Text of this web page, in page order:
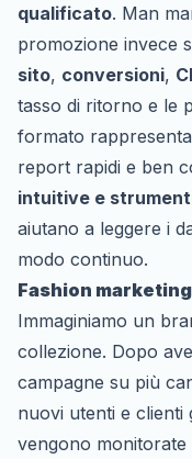
qualificato. Man
promozione invece
sito, conversioni,
tasso di ritorno e le
formato
report rapidi e ben
intuitive e
aiutano a leggere i
modo continuo.
Fashion
Immaginiamo un
collezione. Dopo
campagne su più
nuovi utenti e clienti
vengono